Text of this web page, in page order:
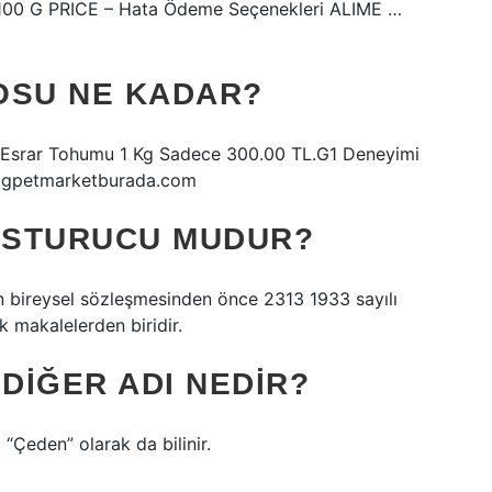
G PRICE – Hata Ödeme Seçenekleri ALIME …
NE KADAR?
Tohumu 1 Kg Sadece 300.00 TL.G1 Deneyimi
MUDUR?
sözleşmesinden önce 2313 1933 sayılı
makalelerden biridir.
ADI NEDIR?
olarak da bilinir.